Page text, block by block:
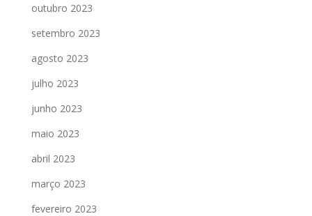
outubro 2023
setembro 2023
agosto 2023
julho 2023
junho 2023
maio 2023
abril 2023
março 2023
fevereiro 2023